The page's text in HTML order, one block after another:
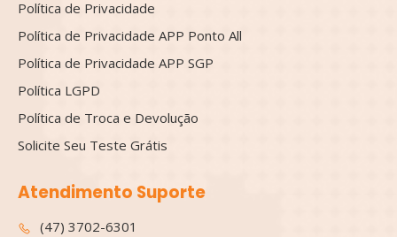
Política de Privacidade
Política de Privacidade APP Ponto All
Política de Privacidade APP SGP
Política LGPD
Política de Troca e Devolução
Solicite Seu Teste Grátis
Atendimento Suporte
(47) 3702-6301